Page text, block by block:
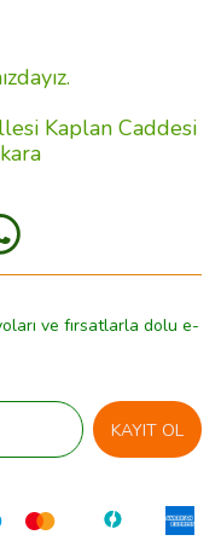
Kaplan Caddesi
ve fırsatlarla dolu e-
KAYIT OL